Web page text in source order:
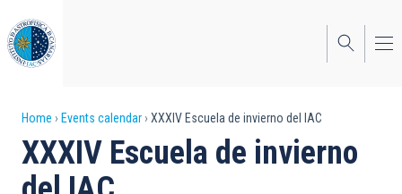
to
main
content
Breadcrumb
Home Events calendar XXXIV Escuela de invierno del IAC
XXXIV Escuela de invierno